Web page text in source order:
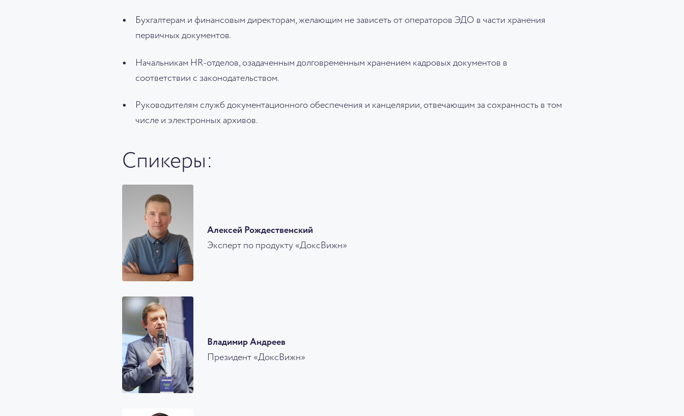
Бухгалтерам и финансовым директорам, желающим не зависеть от операторов ЭДО в части хранения
первичных документов.
Начальникам HR-отделов, озадаченным долговременным хранением кадровых документов в
соответствии с законодательством.
Руководителям служб документационного обеспечения и канцелярии, отвечающим за сохранность в том
числе и электронных архивов.
Спикеры:
Алексей Рождественский
Эксперт по продукту «ДоксВижн»
Владимир Андреев
Президент «ДоксВижн»